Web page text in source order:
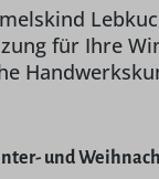
für Ihre
und